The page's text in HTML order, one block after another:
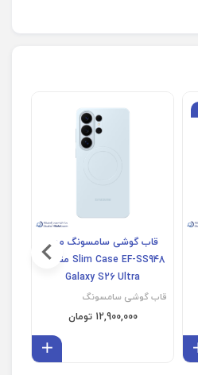
قاب گوشی سامسونگ مدل
Slim Case EF-SS948 مناسب
Galaxy S26 Ultra
قاب گوشی سامسونگ
12,900,000 تومان